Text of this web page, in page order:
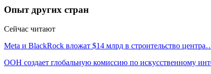
Опыт других стран
Сейчас читают
Meta и BlackRock вложат $14 млрд в строительство
ООН создает глобальную комиссию по искусственному